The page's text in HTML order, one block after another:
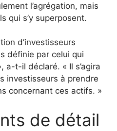
l’agrégation, mais
qui s’y superposent.
d’investisseurs
définie par celui qui
a-t-il déclaré. « Il s’agira
investisseurs à prendre
concernant ces actifs. »
de détail